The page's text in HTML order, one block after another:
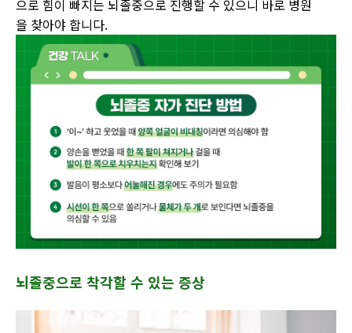
으로 힘이 빠지는 뇌졸중으로 진행할 수 있으니 바로 병원
을 찾아야 합니다.
뇌졸중으로 착각할 수 있는 증상